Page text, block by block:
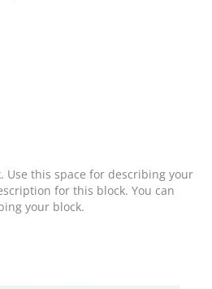
Use this space for describing your
for this block. You can
your block.